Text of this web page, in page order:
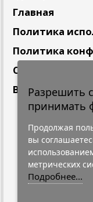
Главная
Политика
Политика
Вакансии
Подпишитесь
Нажимая на
персональных
Разрешить
принимать
Продолжая
вы
метрических
Подробнее...